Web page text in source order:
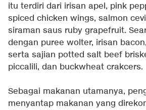
itu terdiri dari irisan apel, pink
spiced chicken wings, salmon
siraman saus ruby grapefruit.
dengan puree wolter, irisan
serta sajian potted salt beef
piccalili, dan buckwheat crakcers.
Sebagai makanan utamanya,
menyantap makanan yang